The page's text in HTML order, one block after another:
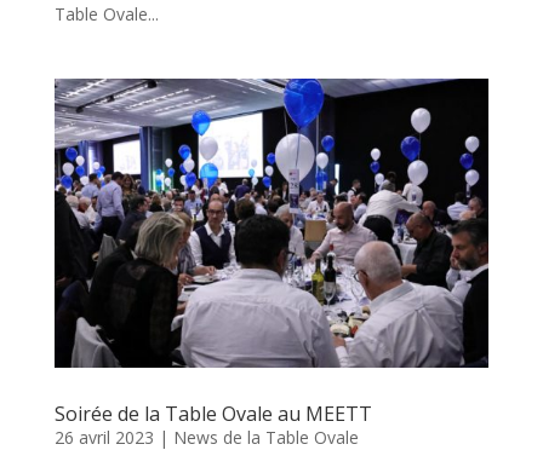
Table Ovale...
Soirée de la Table Ovale au MEETT
26 avril 2023 | News de la Table Ovale